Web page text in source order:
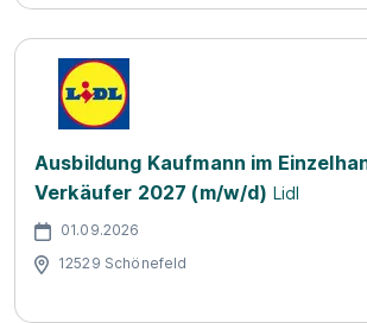
Ausbildung Kaufmann im
Verkäufer 2027 (m/w/d) Lidl
01.09.2026
12529 Schönefeld